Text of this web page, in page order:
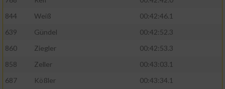
844
Weiß
00:42:46.1
639
Gündel
00:42:52.3
860
Ziegler
00:42:53.3
858
Zeller
00:43:03.1
687
Kößler
00:43:34.1